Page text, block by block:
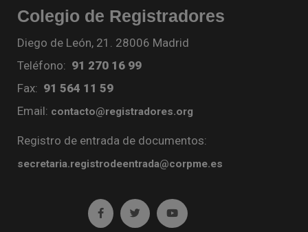
Colegio de Registradores
Diego de León, 21. 28006 Madrid
Teléfono: 91 270 16 99
Fax: 91 564 11 59
Email: contacto@registradores.org
Registro de entrada de documentos:
secretaria.registrodeentrada@corpme.es
Ir a facebook (abre en ventana nueva)
Ir a twitter (abre en ventana nueva)
Ir a YouTube (abre en